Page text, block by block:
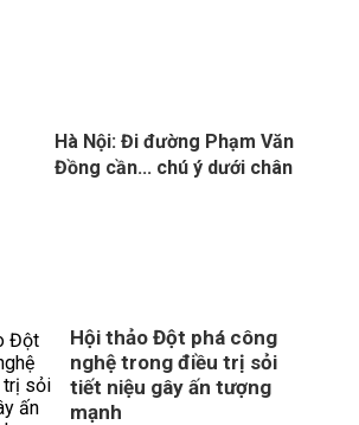
Hà Nội: Đi đường Phạm Văn
Đồng cần... chú ý dưới chân
Hội thảo Đột phá công
nghệ trong điều trị sỏi
tiết niệu gây ấn tượng
mạnh